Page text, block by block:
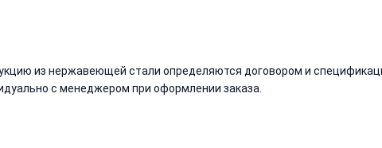
из нержавеющей стали определяются договором и
с менеджером при оформлении заказа.